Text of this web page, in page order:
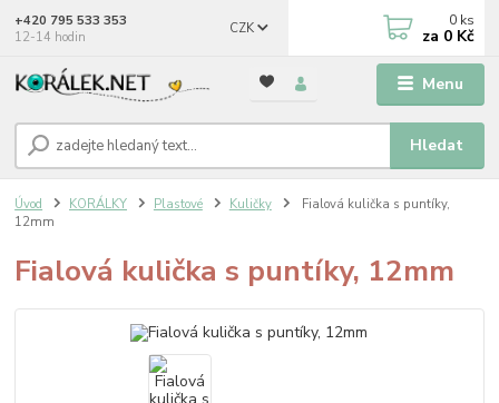
Menu
CZK
Hledat
+420 795 533 353
12-14 hodin
0 ks
za 0 Kč
Úvod KORÁLKY Plastové Kuličky
Fialová kulička s puntíky,
12mm
Fialová kulička s puntíky, 12mm